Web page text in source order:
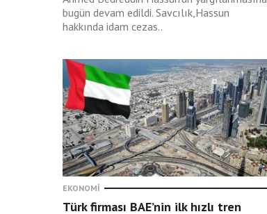
bugün devam edildi. Savcılık,Hassun
hakkında idam cezas..
EKONOMI
Türk firması BAE’nin ilk hızlı tren